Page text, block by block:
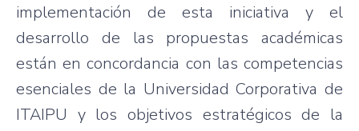
implementación de esta iniciativa y el
desarrollo de las propuestas académicas
están en concordancia con las competencias
esenciales de la Universidad Corporativa de
ITAIPU y los objetivos estratégicos de la